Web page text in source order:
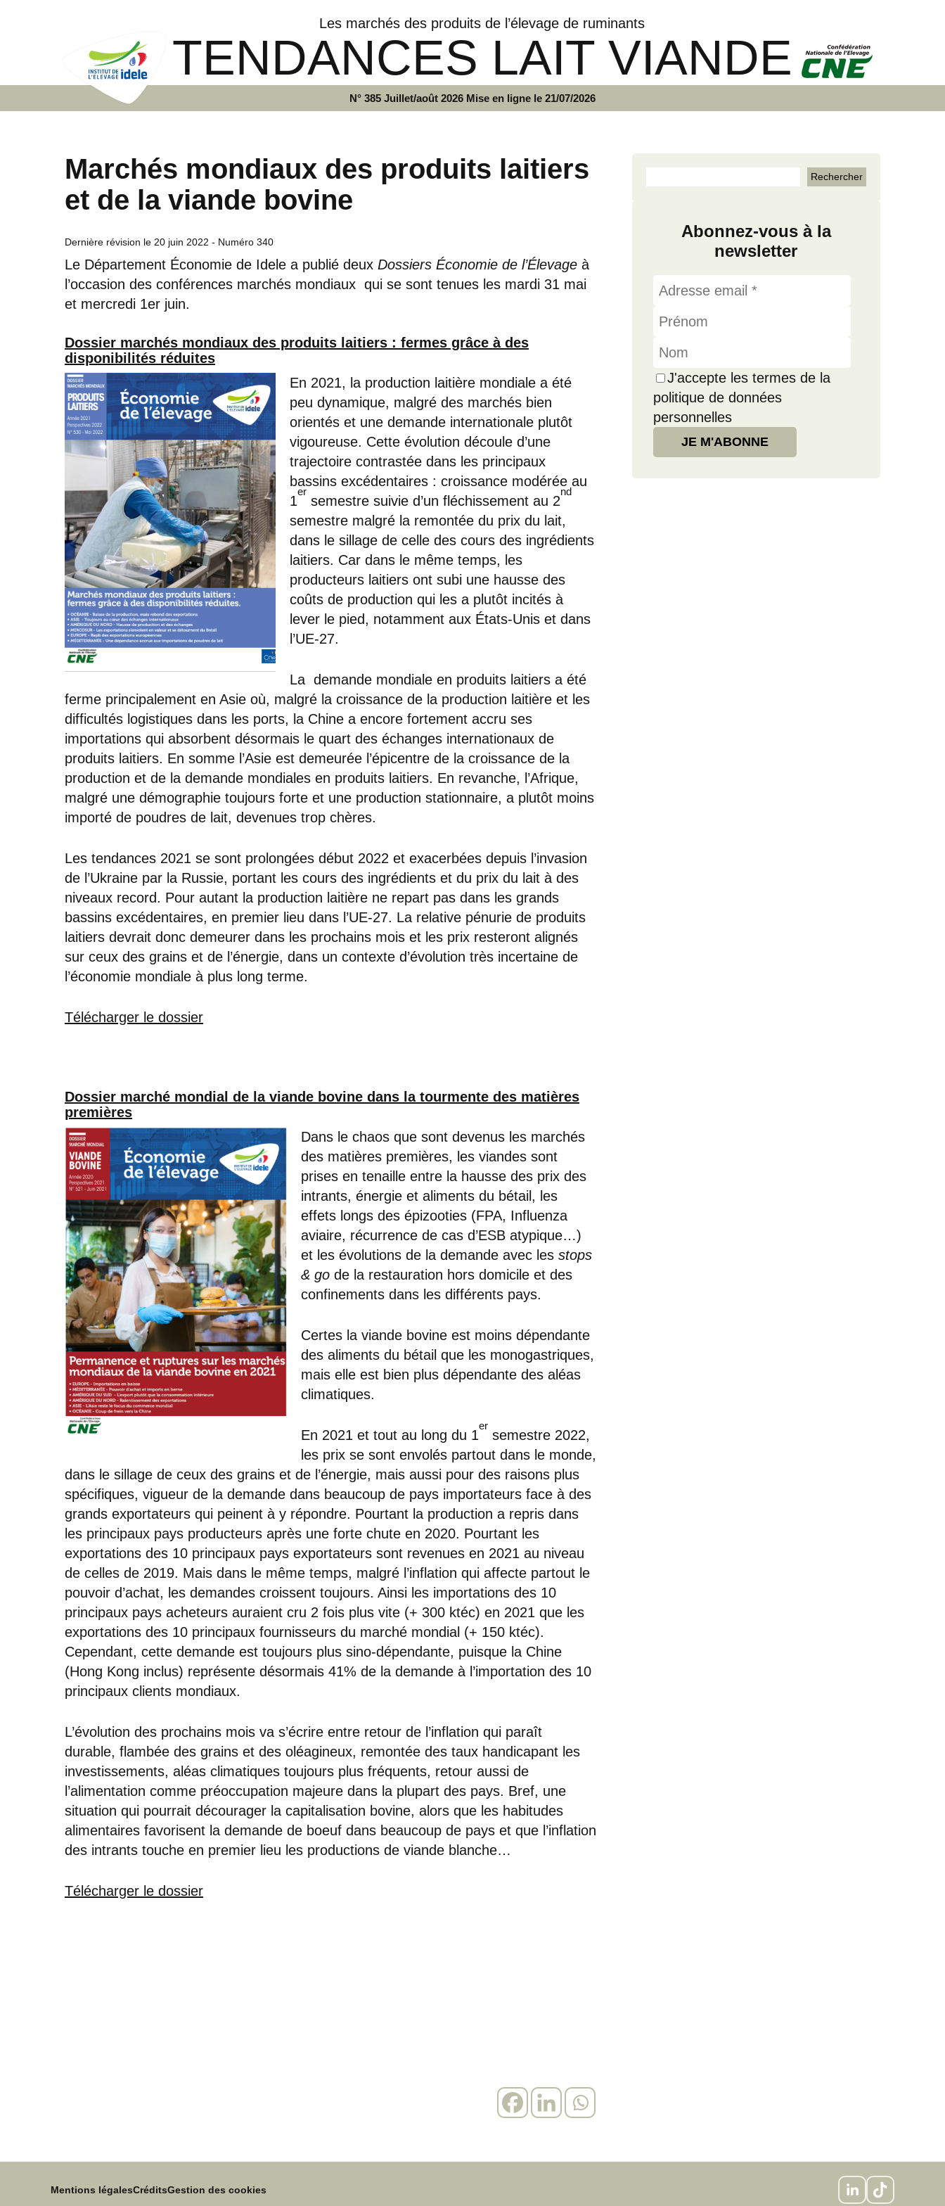
Les marchés des produits de l’élevage de ruminants
TENDANCES LAIT VIANDE
N° 385 Juillet/août 2026 Mise en ligne le 21/07/2026
Marchés mondiaux des produits laitiers
et de la viande bovine
Dernière révision le 20 juin 2022 - Numéro 340
Le Département Économie de Idele a publié deux Dossiers Économie de l’Élevage à
l’occasion des conférences marchés mondiaux qui se sont tenues les mardi 31 mai
et mercredi 1er juin.
Dossier marchés mondiaux des produits laitiers : fermes grâce à des
disponibilités réduites
En 2021, la production laitière mondiale a été
peu dynamique, malgré des marchés bien
orientés et une demande internationale plutôt
vigoureuse. Cette évolution découle d’une
trajectoire contrastée dans les principaux
bassins excédentaires : croissance modérée au
1
er
semestre suivie d’un fléchissement au 2
nd
semestre malgré la remontée du prix du lait,
dans le sillage de celle des cours des ingrédients
laitiers. Car dans le même temps, les
producteurs laitiers ont subi une hausse des
coûts de production qui les a plutôt incités à
lever le pied, notamment aux États-Unis et dans
l’UE-27.
La demande mondiale en produits laitiers a été
ferme principalement en Asie où, malgré la croissance de la production laitière et les
difficultés logistiques dans les ports, la Chine a encore fortement accru ses
importations qui absorbent désormais le quart des échanges internationaux de
produits laitiers. En somme l’Asie est demeurée l’épicentre de la croissance de la
production et de la demande mondiales en produits laitiers. En revanche, l’Afrique,
malgré une démographie toujours forte et une production stationnaire, a plutôt moins
importé de poudres de lait, devenues trop chères.
Les tendances 2021 se sont prolongées début 2022 et exacerbées depuis l’invasion
de l’Ukraine par la Russie, portant les cours des ingrédients et du prix du lait à des
niveaux record. Pour autant la production laitière ne repart pas dans les grands
bassins excédentaires, en premier lieu dans l’UE-27. La relative pénurie de produits
laitiers devrait donc demeurer dans les prochains mois et les prix resteront alignés
sur ceux des grains et de l’énergie, dans un contexte d’évolution très incertaine de
l’économie mondiale à plus long terme.
Télécharger le dossier
Dossier marché mondial de la viande bovine dans la tourmente des matières
premières
Dans le chaos que sont devenus les marchés
des matières premières, les viandes sont
prises en tenaille entre la hausse des prix des
intrants, énergie et aliments du bétail, les
effets longs des épizooties (FPA, Influenza
aviaire, récurrence de cas d’ESB atypique…)
et les évolutions de la demande avec les stops
& go de la restauration hors domicile et des
confinements dans les différents pays.
Certes la viande bovine est moins dépendante
des aliments du bétail que les monogastriques,
mais elle est bien plus dépendante des aléas
climatiques.
En 2021 et tout au long du 1
er
semestre 2022,
les prix se sont envolés partout dans le monde,
dans le sillage de ceux des grains et de l’énergie, mais aussi pour des raisons plus
spécifiques, vigueur de la demande dans beaucoup de pays importateurs face à des
grands exportateurs qui peinent à y répondre. Pourtant la production a repris dans
les principaux pays producteurs après une forte chute en 2020. Pourtant les
exportations des 10 principaux pays exportateurs sont revenues en 2021 au niveau
de celles de 2019. Mais dans le même temps, malgré l’inflation qui affecte partout le
pouvoir d’achat, les demandes croissent toujours. Ainsi les importations des 10
principaux pays acheteurs auraient cru 2 fois plus vite (+ 300 ktéc) en 2021 que les
exportations des 10 principaux fournisseurs du marché mondial (+ 150 ktéc).
Cependant, cette demande est toujours plus sino-dépendante, puisque la Chine
(Hong Kong inclus) représente désormais 41% de la demande à l’importation des 10
principaux clients mondiaux.
L’évolution des prochains mois va s’écrire entre retour de l’inflation qui paraît
durable, flambée des grains et des oléagineux, remontée des taux handicapant les
investissements, aléas climatiques toujours plus fréquents, retour aussi de
l’alimentation comme préoccupation majeure dans la plupart des pays. Bref, une
situation qui pourrait décourager la capitalisation bovine, alors que les habitudes
alimentaires favorisent la demande de boeuf dans beaucoup de pays et que l’inflation
des intrants touche en premier lieu les productions de viande blanche…
Télécharger le dossier
Abonnez-vous à la
newsletter
J'accepte les termes de la
politique de données
personnelles
Mentions légalesCréditsGestion des cookies